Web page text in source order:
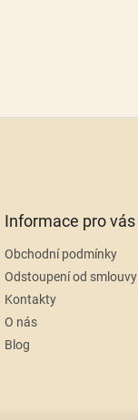
Informace pro vás
Obchodní podmínky
Odstoupení od smlouvy
Kontakty
O nás
Blog